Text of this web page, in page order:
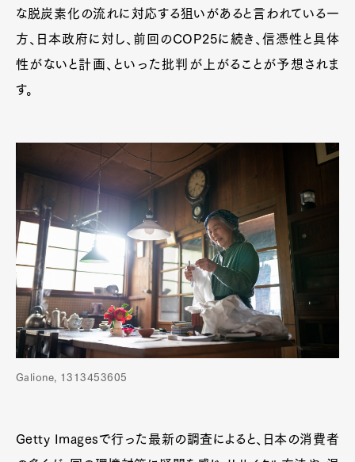
な脱炭素化の流れに対応する狙いがあると言われている一
方、日本政府に対し、前回のCOP25に続き、信憑性と具体
性がないと計画、といった批判が上がることが予想されま
す。
Galione, 1313453605
Getty Imagesで行った最新の調査によると、日本の消費者